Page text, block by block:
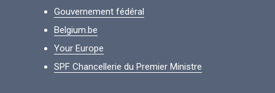
Gouvernement fédéral
Belgium.be
Your Europe
SPF Chancellerie du Premier Ministre